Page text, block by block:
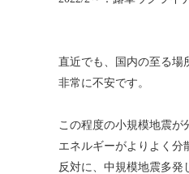
直近でも、国内の至る場
非常に不安です。
この程度の小規模地震が
エネルギーがよりよく分
反対に、中規模地震多発